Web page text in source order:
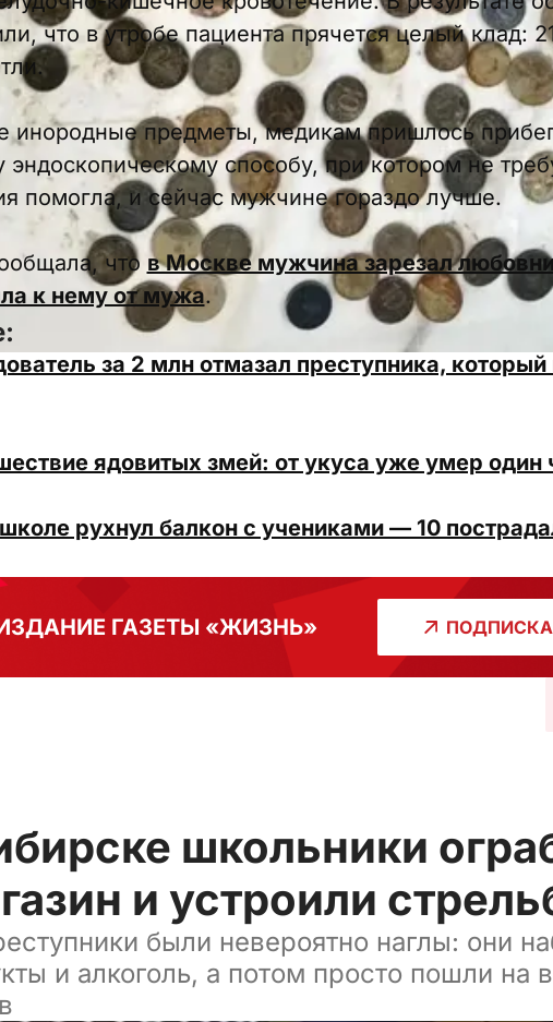
что в утробе пациента прячется целый клад:
инородные предметы, медикам пришлось
способу, при котором не
помогла, и сейчас мужчине гораздо лучше.
что в Москве мужчина зарезал
к нему от мужа.
за 2 млн отмазал преступника, который
ядовитых змей: от укуса уже умер один
рухнул балкон с учениками — 10
ГАЗЕТЫ «ЖИЗНЬ» ПОДПИСКА
школьники
и устроили
были невероятно наглы: они
и алкоголь, а потом просто пошли на